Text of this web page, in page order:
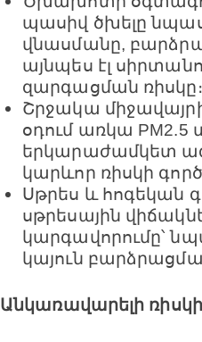
պասիվ ծխելը
վնասմանը,
այնպես էլ
զարգացման ռիսկը։
Շրջակա
օդում առկա
երկարաժամկետ
կարևոր ռիսկի
Սթրես և հոգեկան
սթրեսային
կարգավորումը՝
կայուն
Անկառավարելի ռիսկի